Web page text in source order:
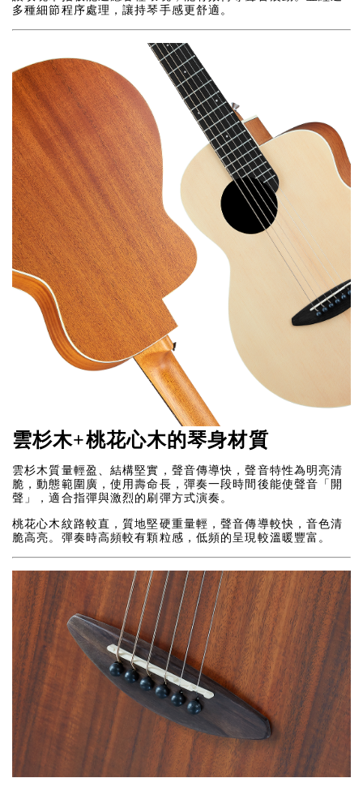
多種細節程序處理，讓持琴手感更舒適。
雲杉木+桃花心木的琴身材質
雲杉木質量輕盈、結構堅實，聲音傳導快，聲音特性為明亮清
脆，動態範圍廣，使用壽命長，彈奏一段時間後能使聲音「開
聲」，適合指彈與激烈的刷彈方式演奏。
桃花心木紋路較直，質地堅硬重量輕，聲音傳導較快，音色清
脆高亮。彈奏時高頻較有顆粒感，低頻的呈現較溫暖豐富。